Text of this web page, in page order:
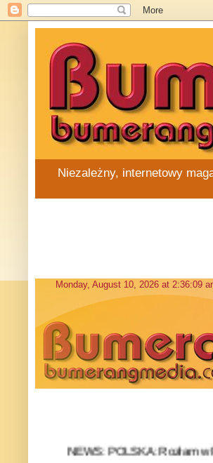
Niezależny, internetowy
NEWS: POLSKA: Rozłam w